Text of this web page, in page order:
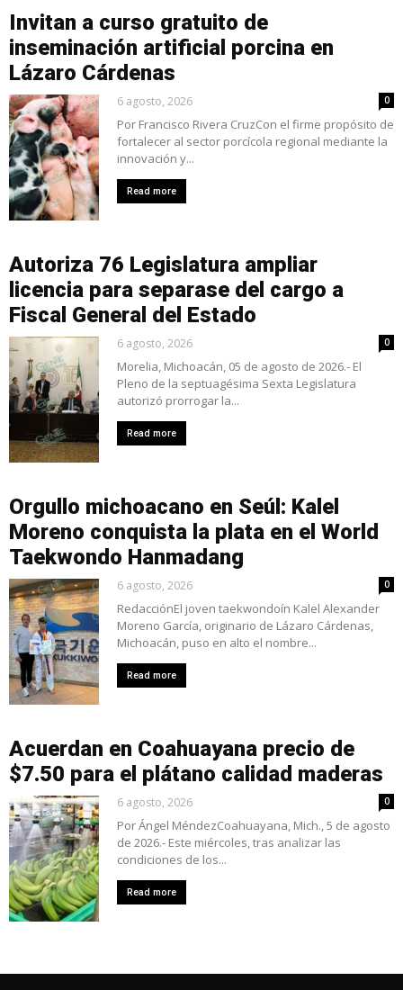
Invitan a curso gratuito de
inseminación artificial porcina en
Lázaro Cárdenas
6 agosto, 2026 0
Por Francisco Rivera CruzCon el firme propósito de
fortalecer al sector porcícola regional mediante la
innovación y...
Read more
Autoriza 76 Legislatura ampliar
licencia para separase del cargo a
Fiscal General del Estado
6 agosto, 2026 0
Morelia, Michoacán, 05 de agosto de 2026.- El
Pleno de la septuagésima Sexta Legislatura
autorizó prorrogar la...
Read more
Orgullo michoacano en Seúl: Kalel
Moreno conquista la plata en el World
Taekwondo Hanmadang
6 agosto, 2026 0
RedacciónEl joven taekwondoín Kalel Alexander
Moreno García, originario de Lázaro Cárdenas,
Michoacán, puso en alto el nombre...
Read more
Acuerdan en Coahuayana precio de
$7.50 para el plátano calidad maderas
6 agosto, 2026 0
Por Ángel MéndezCoahuayana, Mich., 5 de agosto
de 2026.- Este miércoles, tras analizar las
condiciones de los...
Read more